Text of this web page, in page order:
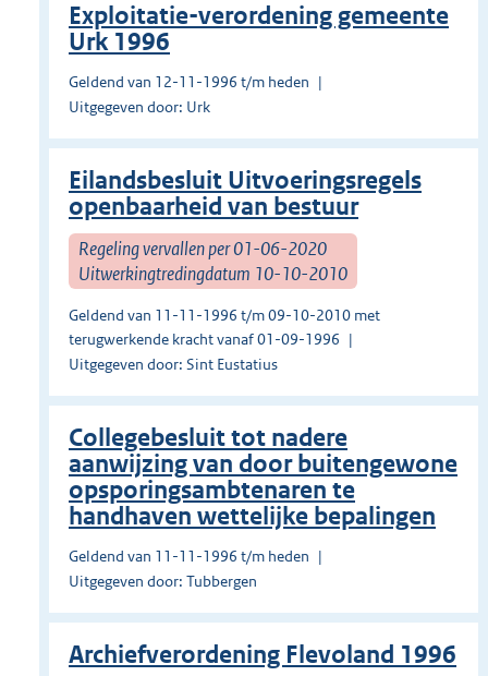
Exploitatie-verordening gemeente
Urk 1996
Geldend van 12-11-1996 t/m heden
Uitgegeven door: Urk
Eilandsbesluit Uitvoeringsregels
openbaarheid van bestuur
Regeling vervallen per 01-06-2020
Uitwerkingtredingdatum 10-10-2010
Geldend van 11-11-1996 t/m 09-10-2010 met
terugwerkende kracht vanaf 01-09-1996
Uitgegeven door: Sint Eustatius
Collegebesluit tot nadere
aanwijzing van door buitengewone
opsporingsambtenaren te
handhaven wettelijke bepalingen
Geldend van 11-11-1996 t/m heden
Uitgegeven door: Tubbergen
Archiefverordening Flevoland 1996